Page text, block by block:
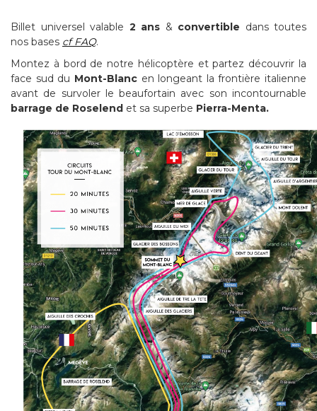
Billet universel valable 2 ans & convertible dans toutes
nos bases cf FAQ.
Montez à bord de notre hélicoptère et partez découvrir la
face sud du Mont-Blancen longeant la frontière italienne
avant de survoler le beaufortain avec son incontournable
barrage de Roselend et sa superbe Pierra-Menta.